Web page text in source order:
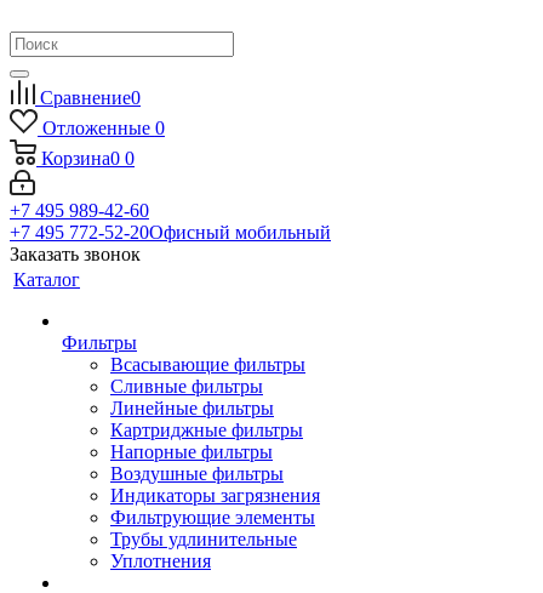
Сравнение0
Отложенные 0
Корзина0 0
+7 495 989-42-60
+7 495 772-52-20Офисный мобильный
Заказать звонок
Каталог
Фильтры
Всасывающие фильтры
Сливные фильтры
Линейные фильтры
Картриджные фильтры
Напорные фильтры
Воздушные фильтры
Индикаторы загрязнения
Фильтрующие элементы
Трубы удлинительные
Уплотнения